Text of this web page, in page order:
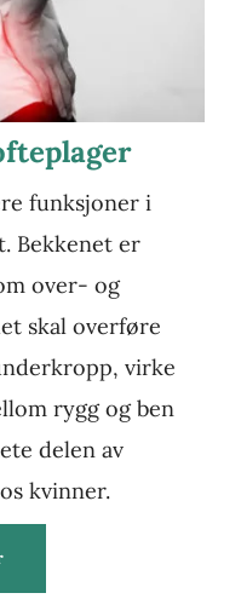
funksjoner i
Bekkenet er
over- og
skal overføre
virke
rygg og ben
delen av
kvinner.